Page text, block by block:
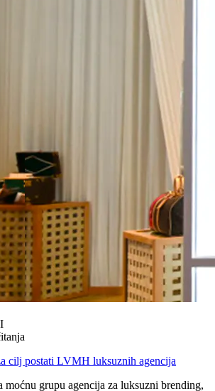
cilj postati LVMH luksuznih agencija
moćnu grupu agencija za luksuzni brending,